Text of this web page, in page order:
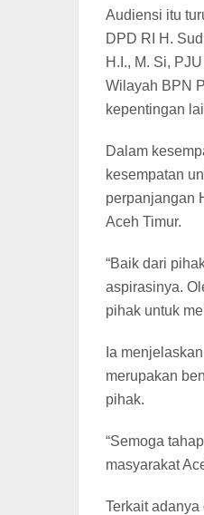
Audiensi itu
DPD RI H.
H.I., M. Si,
Wilayah BPN
kepentingan
Dalam
kesempatan
perpanjangan
Aceh Timur.
“Baik dari
aspirasinya.
pihak untuk
Ia
merupakan
pihak.
“Semoga
masyarakat
Terkait